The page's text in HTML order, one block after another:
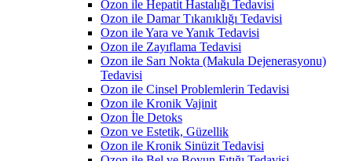
Ozon ile Hepatit Hastalığı Tedavisi
Ozon ile Damar Tıkanıklığı Tedavisi
Ozon ile Yara ve Yanık Tedavisi
Ozon ile Zayıflama Tedavisi
Ozon ile Sarı Nokta (Makula Dejenerasyonu)
Tedavisi
Ozon ile Cinsel Problemlerin Tedavisi
Ozon ile Kronik Vajinit
Ozon İle Detoks
Ozon ve Estetik, Güzellik
Ozon ile Kronik Sinüzit Tedavisi